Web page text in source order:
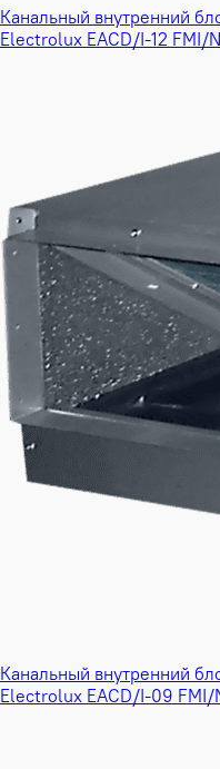
Канальный внутренний
Electrolux EACD/I-12 FMI/
Канальный внутренний
Electrolux EACD/I-09 FMI/